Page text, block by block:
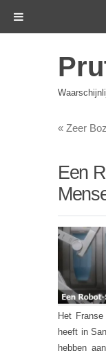
« Zeer
Een
Het
heeft in
hebben